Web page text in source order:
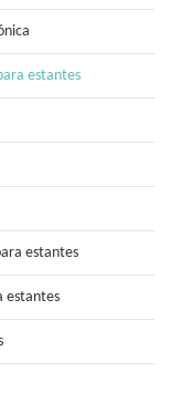
estantes
estantes
estantes